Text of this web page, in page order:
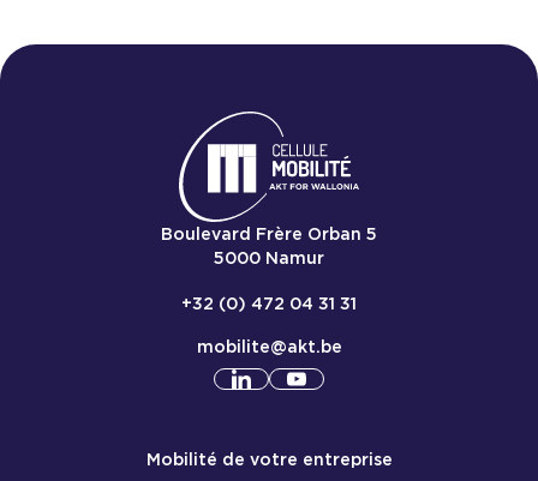
Boulevard Frère Orban 5
5000 Namur
+32 (0) 472 04 31 31
mobilite@akt.be
Consulter notre profil
Consulter notre profil
Menu de pied de page mobileMobilité de votre entreprise